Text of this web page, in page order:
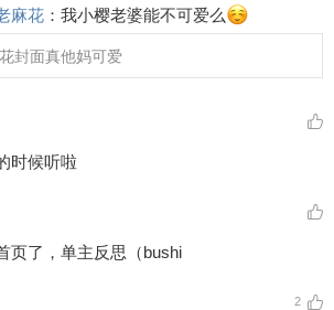
麻花 ： 我小樱老婆能不可爱么
封面真他妈可爱
时候听啦
页了，单主反思（bushi
2